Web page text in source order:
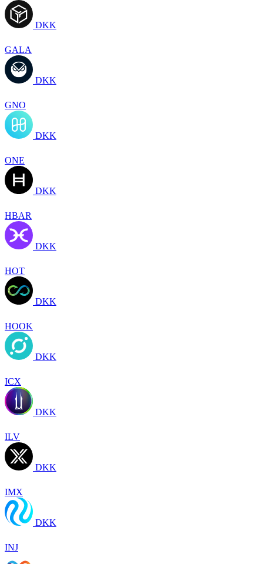
DKK
GALA
DKK
GNO
DKK
ONE
DKK
HBAR
DKK
HOT
DKK
HOOK
DKK
ICX
DKK
ILV
DKK
IMX
DKK
INJ